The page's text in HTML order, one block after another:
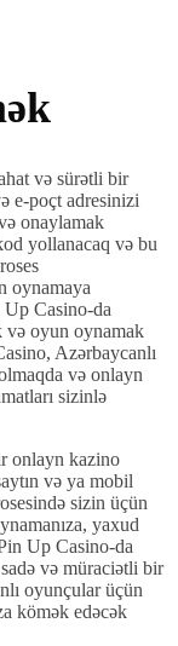
və sürətli bir
e-poçt adresinizi
onaylamak
yollanacaq və bu
oynamaya
Up Casino-da
və oyun oynamak
Azərbaycanlı
və onlayn
sizinlə
onlayn kazino
və ya mobil
sizin üçün
yaxud
Up Casino-da
və müraciətli bir
oyunçular üçün
kömək edəcək